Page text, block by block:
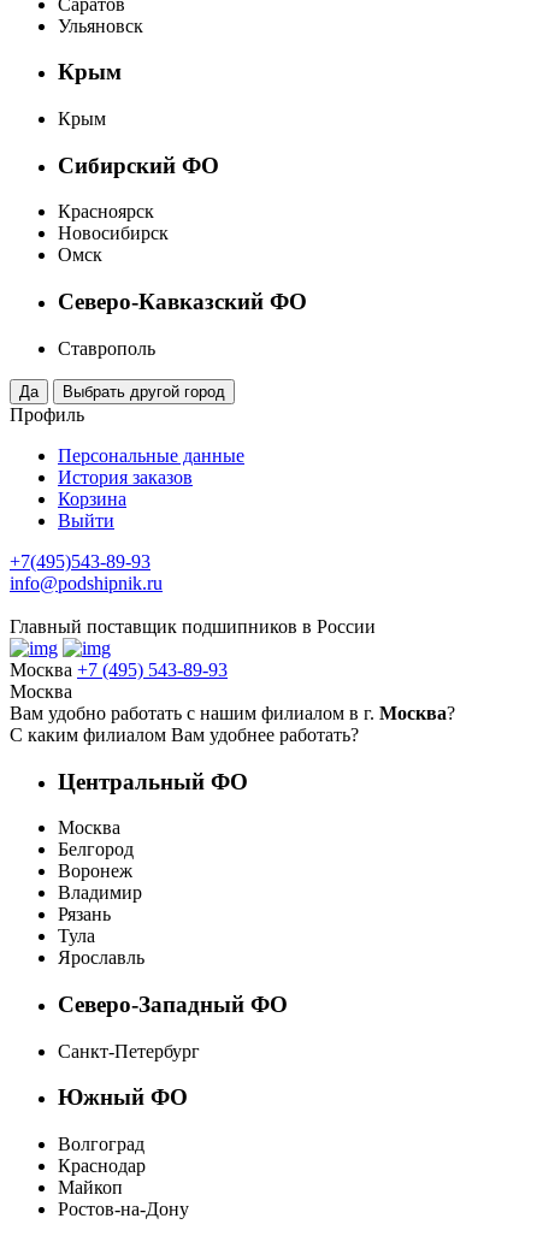
Ульяновск
Крым
Крым
Сибирский ФО
Красноярск
Новосибирск
Омск
Северо-Кавказский ФО
Ставрополь
Профиль
Персональные данные
История заказов
Корзина
Выйти
+7(495)543-89-93
info@podshipnik.ru
Главный поставщик подшипников в России
Москва +7 (495) 543-89-93
Москва
Вам удобно работать с нашим филиалом в г. Москва?
С каким филиалом Вам удобнее работать?
Центральный ФО
Москва
Белгород
Воронеж
Владимир
Рязань
Тула
Ярославль
Северо-Западный ФО
Санкт-Петербург
Южный ФО
Волгоград
Краснодар
Майкоп
Ростов-на-Дону